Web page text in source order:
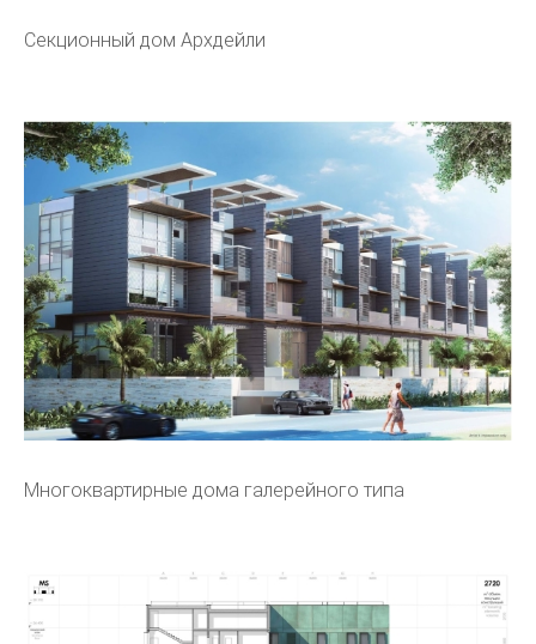
Секционный дом Архдейли
Многоквартирные дома галерейного типа